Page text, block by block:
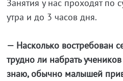
Занятия у нас проходят по
утра и до 3 часов дня.
— Насколько востребован
трудно ли набрать
знаю, обычно малышей